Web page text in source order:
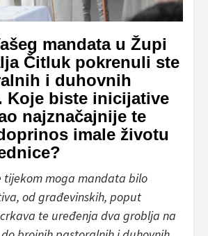
mandata u Župi
Čitluk pokrenuli ste
i duhovnih
Koje biste inicijative
najznačajnije te
imale životu
tijekom moga mandata bilo
od građevinskih, poput
te uređenja dva groblja na